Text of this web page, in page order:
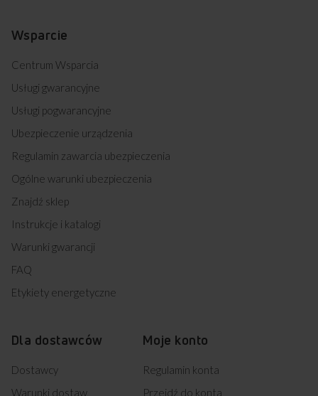
Wsparcie
Centrum Wsparcia
Usługi gwarancyjne
Usługi pogwarancyjne
Ubezpieczenie urządzenia
Regulamin zawarcia ubezpieczenia
Ogólne warunki ubezpieczenia
Znajdź sklep
Instrukcje i katalogi
Warunki gwarancji
FAQ
Etykiety energetyczne
Dla dostawców
Dostawcy
Warunki dostaw
Moje konto
Regulamin konta
Przejdź do konta